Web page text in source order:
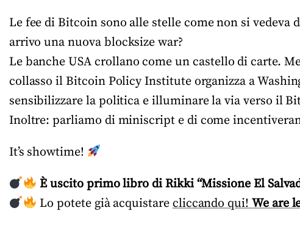
Le fee di Bitcoin sono alle stelle come non si vedeva
arrivo una nuova blocksize war?
Le banche USA crollano come un castello di carte.
collasso il Bitcoin Policy Institute organizza a
sensibilizzare la politica e illuminare la via verso il
Inoltre: parliamo di miniscript e di come
It’s showtime!
È uscito primo libro di Rikki “Missione El
Lo potete già acquistare cliccando qui!We are